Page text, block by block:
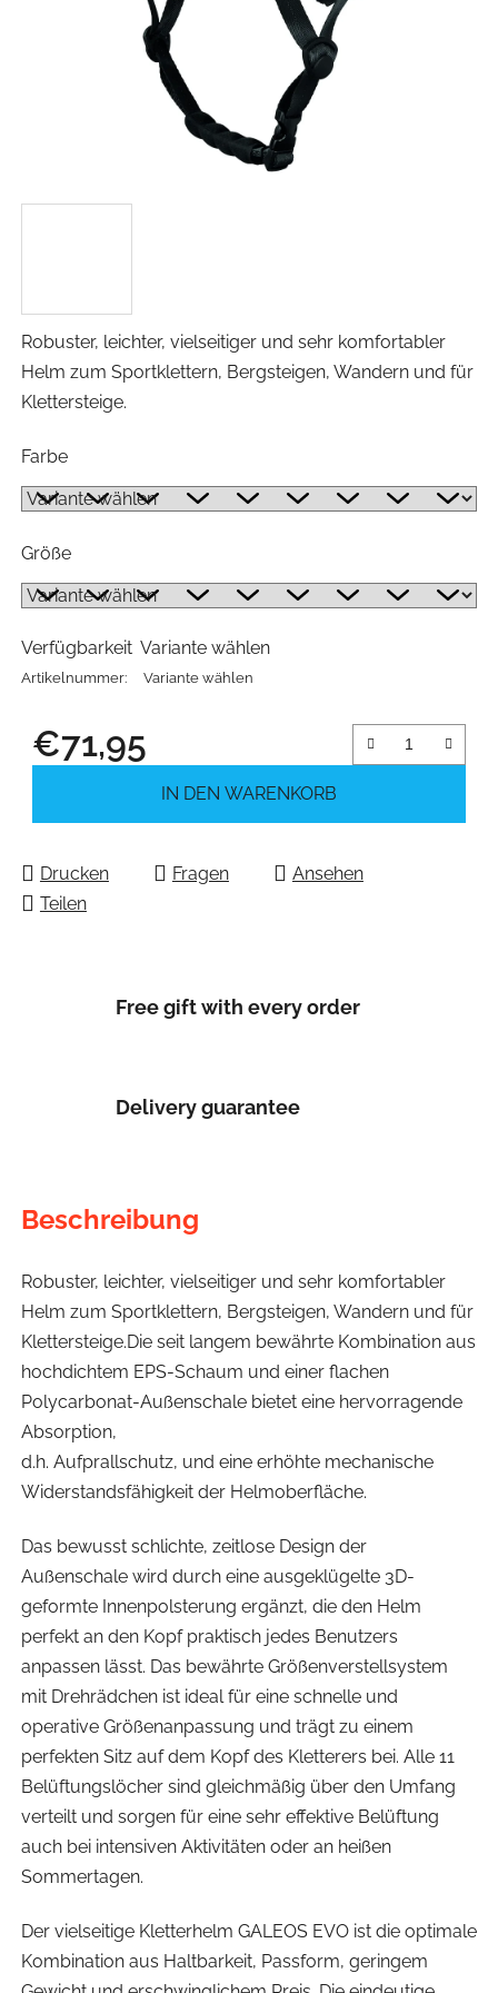
Robuster, leichter, vielseitiger und sehr komfortabler
Helm zum Sportklettern, Bergsteigen, Wandern und für
Klettersteige.
Farbe
Größe
Verfügbarkeit Variante wählen
Artikelnummer: Variante wählen
€71,95
IN DEN WARENKORB
Drucken Fragen
Ansehen
Teilen
Free gift with every order
Delivery guarantee
Beschreibung
Robuster, leichter, vielseitiger und sehr komfortabler
Helm zum Sportklettern, Bergsteigen, Wandern und für
Klettersteige.Die seit langem bewährte Kombination aus
hochdichtem EPS-Schaum und einer flachen
Polycarbonat-Außenschale bietet eine hervorragende
Absorption,
d.h. Aufprallschutz, und eine erhöhte mechanische
Widerstandsfähigkeit der Helmoberfläche.
Das bewusst schlichte, zeitlose Design der
Außenschale wird durch eine ausgeklügelte 3D-
geformte Innenpolsterung ergänzt, die den Helm
perfekt an den Kopf praktisch jedes Benutzers
anpassen lässt. Das bewährte Größenverstellsystem
mit Drehrädchen ist ideal für eine schnelle und
operative Größenanpassung und trägt zu einem
perfekten Sitz auf dem Kopf des Kletterers bei. Alle 11
Belüftungslöcher sind gleichmäßig über den Umfang
verteilt und sorgen für eine sehr effektive Belüftung
auch bei intensiven Aktivitäten oder an heißen
Sommertagen.
Der vielseitige Kletterhelm GALEOS EVO ist die optimale
Kombination aus Haltbarkeit, Passform, geringem